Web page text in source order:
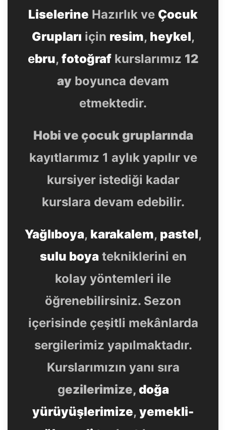
Liselerine Hazırlık ve Çocuk
Grupları için resim, heykel,
ebru, fotoğrafkurslarımız 12
ay boyunca devam
etmektedir.
Hobi ve çocuk gruplarında
kayıtlarımız 1 aylık yapılır ve
kursiyer istediği kadar
kurslara devam edebilir.
Yağlıboya, karakalem, pastel,
sulu boyatekniklerini en
kolay yöntemleri ile
öğrenebilirsiniz. Sezon
içerisinde çeşitli mekânlarda
sergilerimiz yapılmaktadır.
Kurslarımızın yanı sıra
gezilerimize, doğa
yürüyüşlerimize, yemekli-